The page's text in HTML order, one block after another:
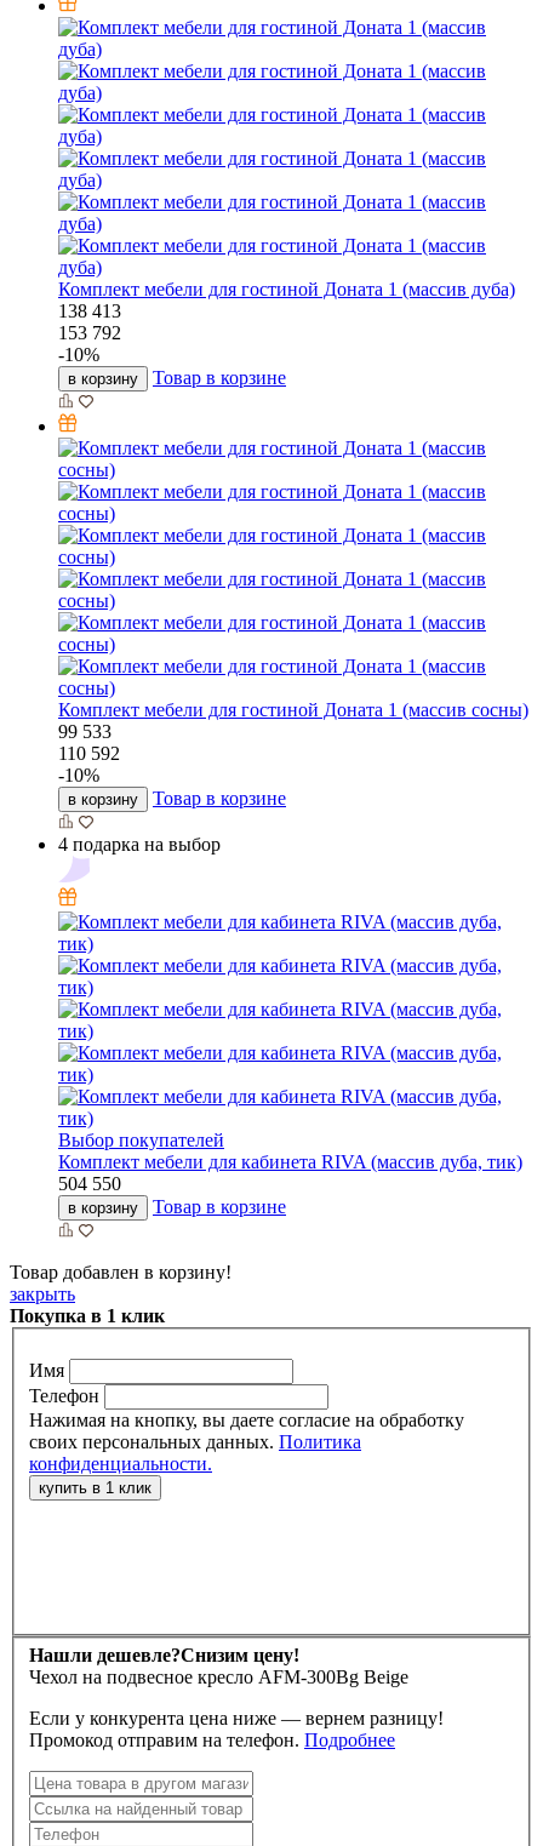
Комплект мебели для гостиной Доната 1 (массив дуба)
138 413
153 792
-10%
в корзину Товар в корзине
Комплект мебели для гостиной Доната 1 (массив сосны)
99 533
110 592
-10%
в корзину Товар в корзине
4 подарка на выбор
Выбор покупателей
Комплект мебели для кабинета RIVA (массив дуба, тик)
504 550
в корзину Товар в корзине
Товар добавлен в корзину!
закрыть
Покупка в 1 клик
Имя
Телефон
Нажимая на кнопку, вы даете согласие на обработку
своих персональных данных. Политика
конфиденциальности.
Нашли дешевле?Снизим цену!
Чехол на подвесное кресло AFM-300Bg Beige
Если у конкурента цена ниже — вернем разницу!
Промокод отправим на телефон. Подробнее